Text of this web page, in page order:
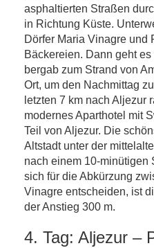
asphaltierten Straßen
in Richtung Küste.
Dörfer Maria Vinagre und
Bäckereien. Dann geht
bergab zum Strand von
Ort, um den Nachmittag
letzten 7 km nach Aljezur
modernes Aparthotel mit
Teil von Aljezur. Die
Altstadt unter der
nach einem 10-minütigen
sich für die Abkürzung
Vinagre entscheiden, ist
der Anstieg 300 m.
4. Tag: Aljezur –